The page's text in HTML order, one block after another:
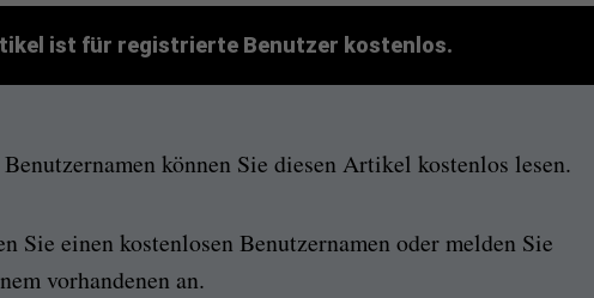
ist für registrierte Benutzer kostenlos.
können Sie diesen Artikel kostenlos lesen.
Sie einen kostenlosen Benutzernamen oder melden Sie
vorhandenen an.